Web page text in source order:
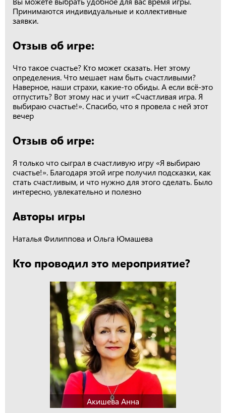
Принимаются индивидуальные и коллективные
заявки.
Отзыв об игре:
Что такое счастье? Кто может сказать. Нет этому
определения. Что мешает нам быть счастливыми?
Наверное, наши страхи, какие-то обиды. А если всё-это
отпустить? Вот этому нас и учит «Счастливая игра. Я
выбираю счастье!». Спасибо, что я провела с ней этот
вечер
Отзыв об игре:
Я только что сыграл в счастливую игру «Я выбираю
счастье!». Благодаря этой игре получил подсказки, как
стать счастливым, и что нужно для этого сделать. Было
интересно, увлекательно и полезно
Авторы игры
Наталья Филиппова и Ольга Юмашева
Кто проводил это мероприятие?
Акишева Анна